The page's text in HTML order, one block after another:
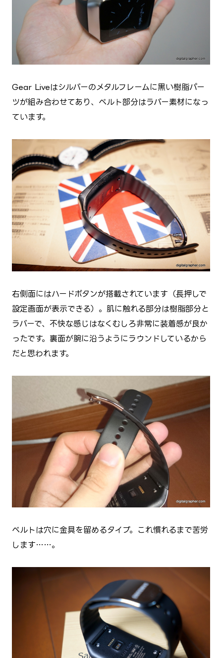
Gear Liveはシルバーのメタルフレームに黒い樹脂パー
ツが組み合わせてあり、ベルト部分はラバー素材になっ
ています。
右側面にはハードボタンが搭載されています（長押しで
設定画面が表示できる）。肌に触れる部分は樹脂部分と
ラバーで、不快な感じはなくむしろ非常に装着感が良か
ったです。裏面が腕に沿うようにラウンドしているから
だと思われます。
ベルトは穴に金具を留めるタイプ。これ慣れるまで苦労
します……。